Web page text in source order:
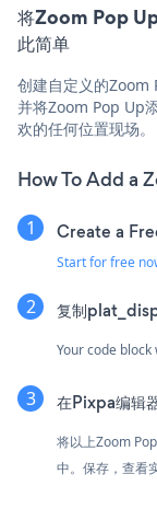
将Zoom Pop Up
此简单
创建自定义的Zoom
并将Zoom Pop Up
欢的任何位置现场。
How To Add a
Create a
Start for free
复制
Your code
在Pixpa编辑
将以上Zoom
中。保存，查看